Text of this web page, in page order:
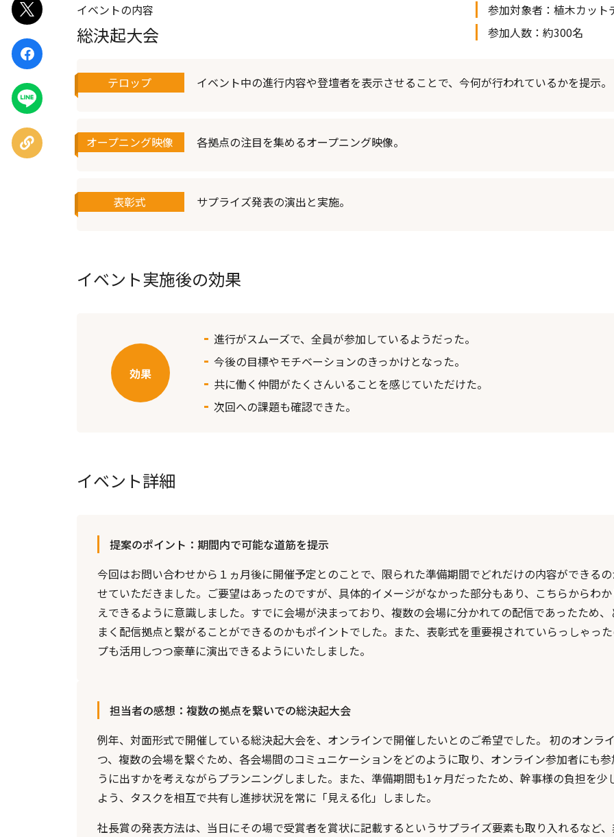
ポスト
シェア
LINEで
送る
URLを
コピー
イベントの内容
総決起大会
参加対象者： 植木カット
参加人数： 約300名
テロップ イベント中の進行内容や登壇者を表示させることで、今何が行われているかを提示。
オープニング映像 各拠点の注目を集めるオープニング映像。
表彰式 サプライズ発表の演出と実施。
イベント実施後の効果
進行がスムーズで、全員が参加しているようだった。
今後の目標やモチベーションのきっかけとなった。
共に働く仲間がたくさんいることを感じていただけた。
次回への課題も確認できた。
イベント詳細
提案のポイント：期間内で可能な道筋を提示
今回はお問い合わせから１ヵ月後に開催予定とのことで、限られた準備期間でどれだけの内容ができる
せていただきました。ご要望はあったのですが、具体的イメージがなかった部分もあり、こちらからわ
えできるように意識しました。すでに会場が決まっており、複数の会場に分かれての配信であったため、
まく配信拠点と繋がることができるのかもポイントでした。また、表彰式を重要視されていらっしゃっ
プも活用しつつ豪華に演出できるようにいたしました。
担当者の感想：複数の拠点を繋いでの総決起大会
例年、対面形式で開催している総決起大会を、オンラインで開催したいとのご希望でした。 初のオンラ
つ、複数の会場を繋ぐため、各会場間のコミュニケーションをどのように取り、オンライン参加者にも
うに出すかを考えながらプランニングしました。また、準備期間も1ヶ月だったため、幹事様の負担を少
よう、タスクを相互で共有し進捗状況を常に「見える化」しました。
社長賞の発表方法は、当日にその場で受賞者を賞状に記載するというサプライズ要素も取り入れるなど